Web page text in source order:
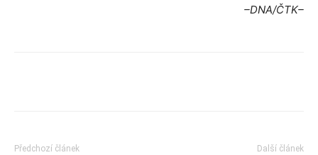
–DNA/ČTK–
Předchozí článek Další článek